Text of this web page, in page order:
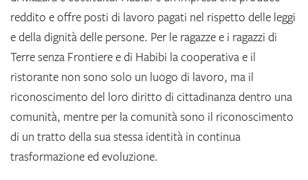
reddito e offre posti di lavoro pagati nel rispetto delle leggi
e della dignità delle persone. Per le ragazze e i ragazzi di
Terre senza Frontiere e di Habibi la cooperativa e il
ristorante non sono solo un luogo di lavoro, ma il
riconoscimento del loro diritto di cittadinanza dentro una
comunità, mentre per la comunità sono il riconoscimento
di un tratto della sua stessa identità in continua
trasformazione ed evoluzione.